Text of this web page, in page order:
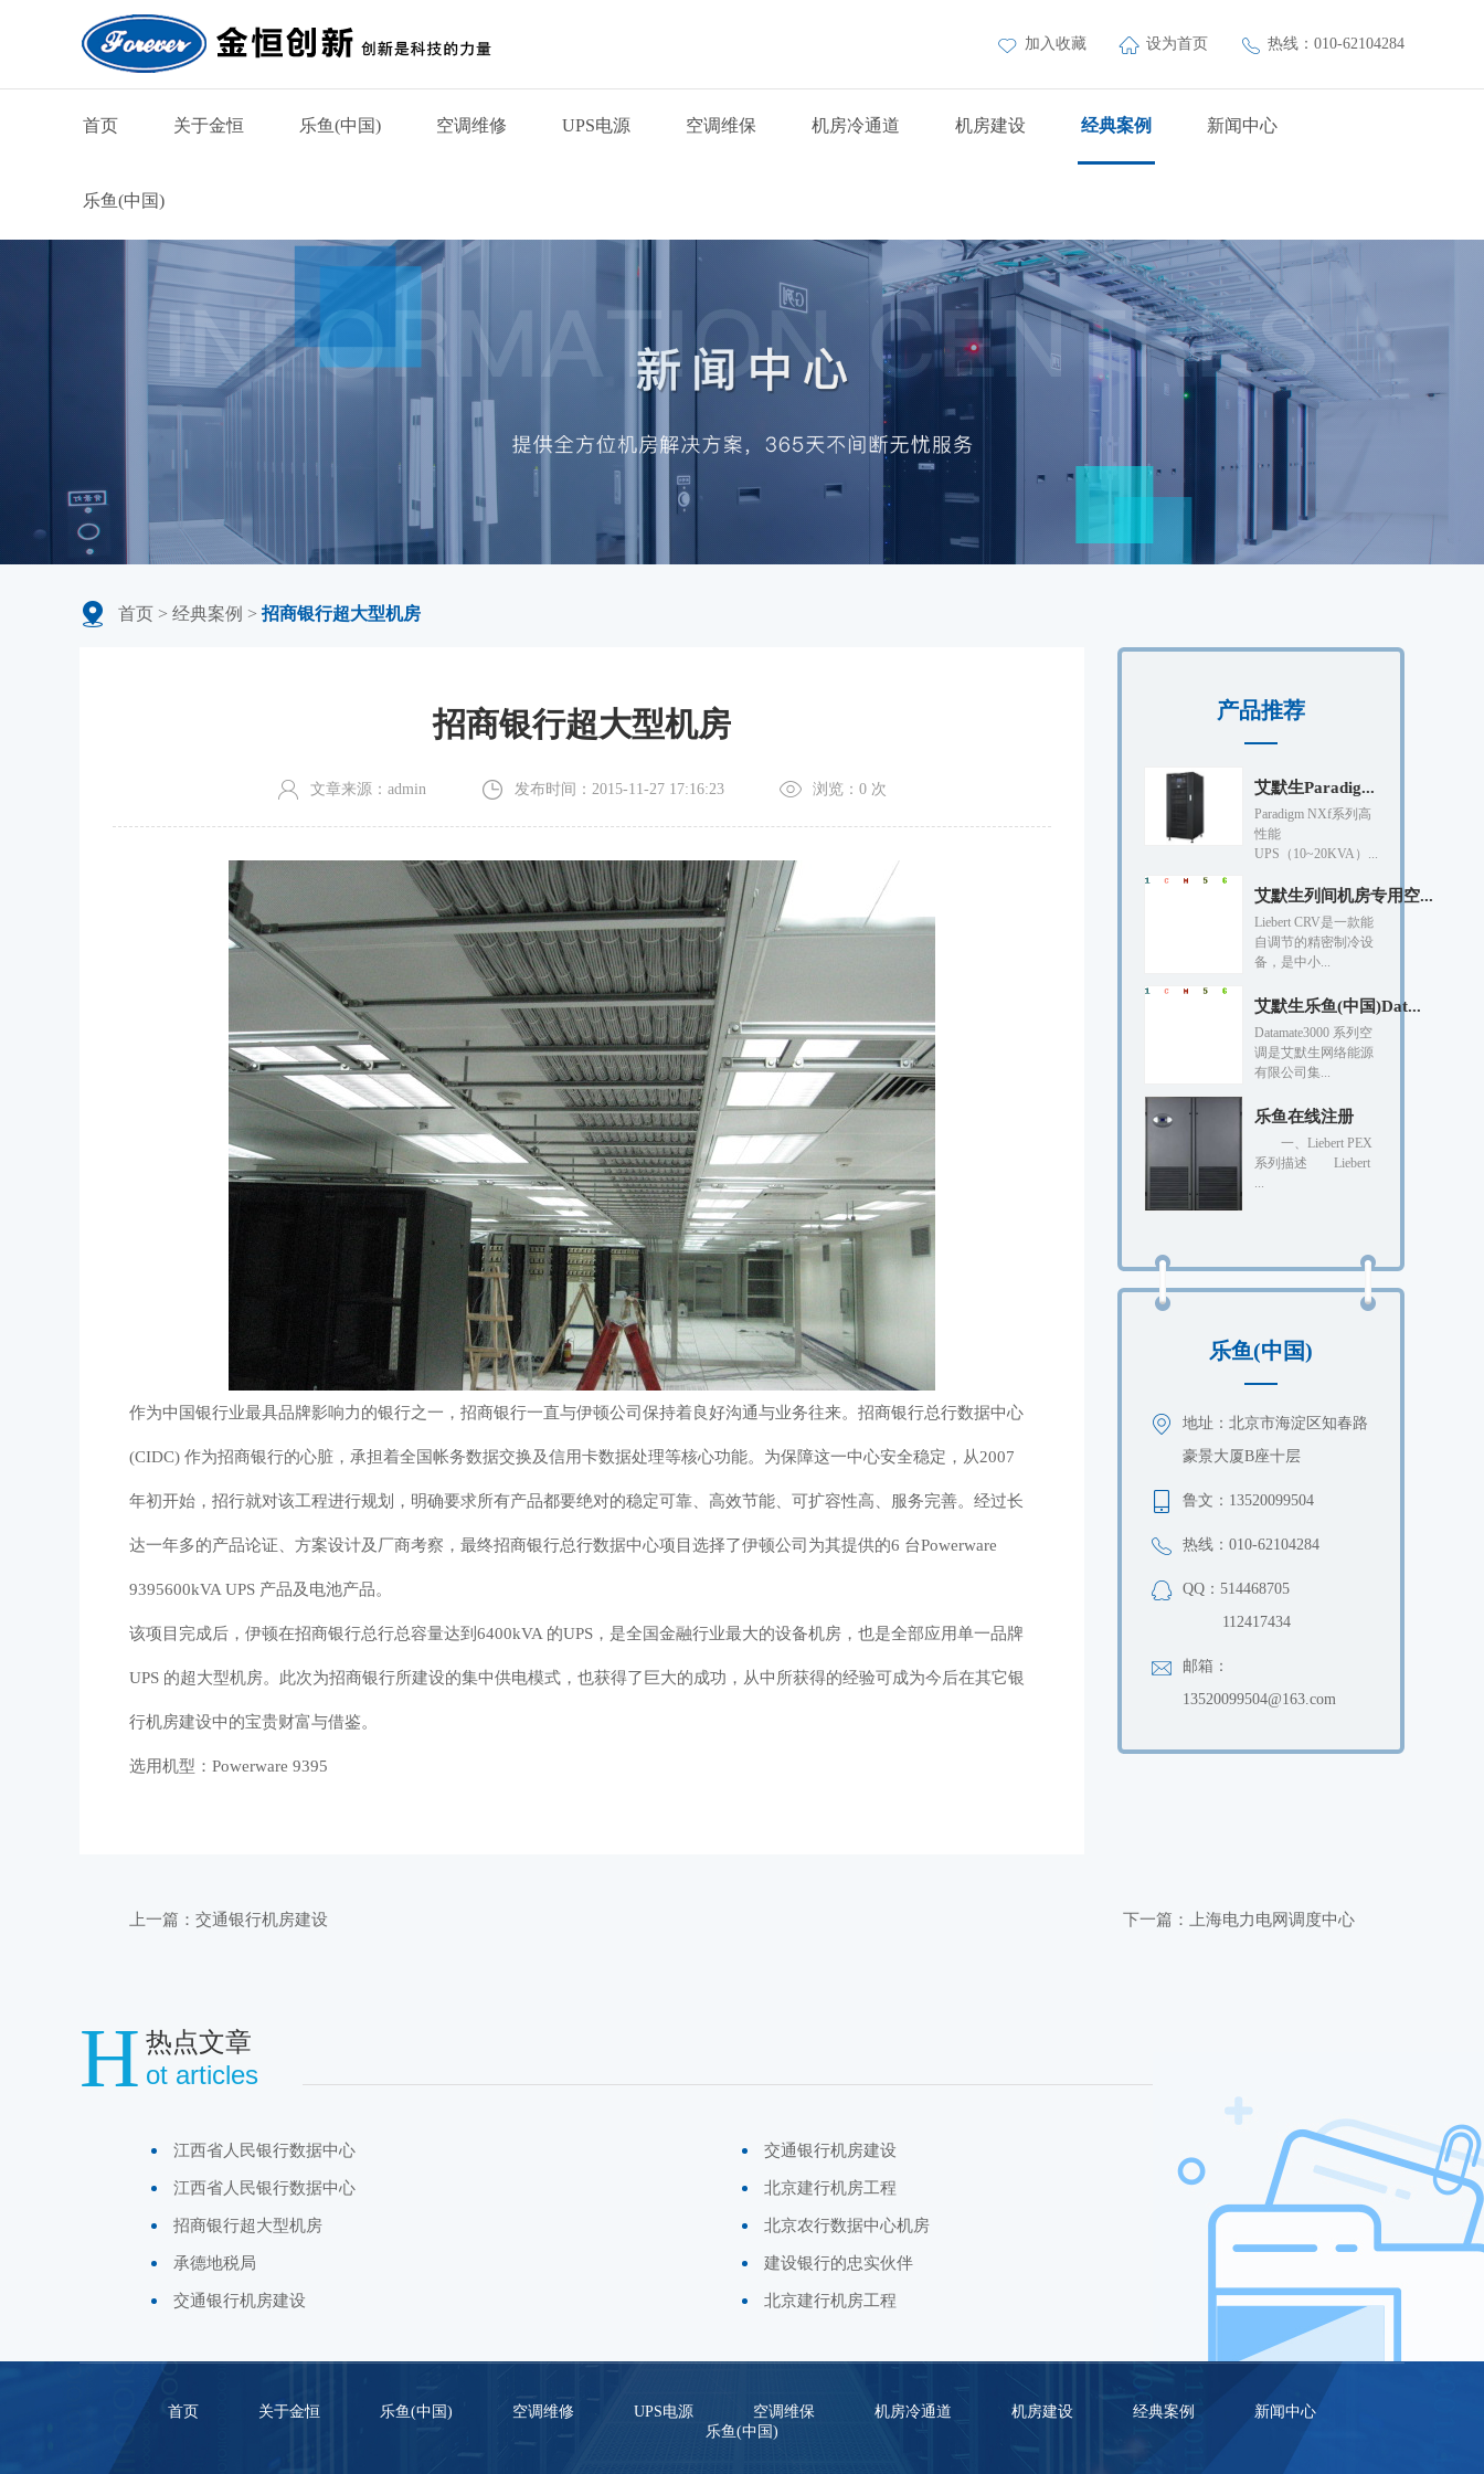
加入收藏 设为首页 热线：010-62104284
首页 关于金恒 乐鱼(中国) 空调维修 UPS电源 空调维保 机房冷通道 机房建设 经典案例 新闻中心
乐鱼(中国)
首页 > 经典案例 > 招商银行超大型机房
招商银行超大型机房
文章来源：admin 发布时间：2015-11-27 17:16:23 浏览： 0 次
作为中国银行业最具品牌影响力的银行之一，招商银行一直与伊顿公司保持着良好沟通与业务往来。招商银行总行数据中心
(CIDC) 作为招商银行的心脏，承担着全国帐务数据交换及信用卡数据处理等核心功能。为保障这一中心安全稳定，从2007
年初开始，招行就对该工程进行规划，明确要求所有产品都要绝对的稳定可靠、高效节能、可扩容性高、服务完善。经过长
达一年多的产品论证、方案设计及厂商考察，最终招商银行总行数据中心项目选择了伊顿公司为其提供的6 台Powerware
9395600kVA UPS 产品及电池产品。
该项目完成后，伊顿在招商银行总行总容量达到6400kVA 的UPS，是全国金融行业最大的设备机房，也是全部应用单一品牌
UPS 的超大型机房。此次为招商银行所建设的集中供电模式，也获得了巨大的成功，从中所获得的经验可成为今后在其它银
行机房建设中的宝贵财富与借鉴。
选用机型：Powerware 9395
产品推荐
艾默生Paradig...
Paradigm NXf系列高
性能
UPS（10~20KVA）...
艾默生列间机房专用空...
Liebert CRV是一款能
自调节的精密制冷设
备，是中小...
艾默生乐鱼(中国)Dat...
Datamate3000 系列空
调是艾默生网络能源
有限公司集...
乐鱼在线注册
一、Liebert PEX
系列描述 Liebert
...
乐鱼(中国)
地址：北京市海淀区知春路
豪景大厦B座十层
鲁文：13520099504
热线：010-62104284
QQ：514468705
112417434
邮箱：
13520099504@163.com
上一篇： 交通银行机房建设 下一篇： 上海电力电网调度中心
H 热点文章
ot articles
江西省人民银行数据中心 交通银行机房建设
江西省人民银行数据中心 北京建行机房工程
招商银行超大型机房 北京农行数据中心机房
承德地税局 建设银行的忠实伙伴
交通银行机房建设 北京建行机房工程
首页 关于金恒 乐鱼(中国) 空调维修 UPS电源 空调维保 机房冷通道 机房建设 经典案例
新闻中心
乐鱼(中国)